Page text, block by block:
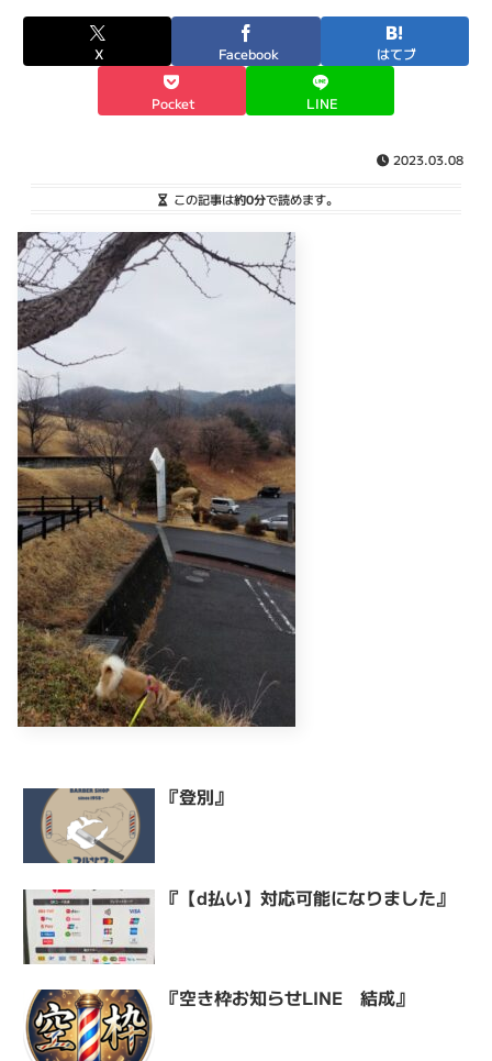
X Facebook はてブ
Pocket LINE
2023.03.08
この記事は約0分で読めます。
『登別』
『【d払い】対応可能になりました』
『空き枠お知らせLINE 結成』